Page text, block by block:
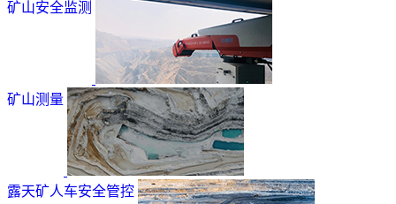
矿山安全监测
矿山测量
露天矿人车安全管控